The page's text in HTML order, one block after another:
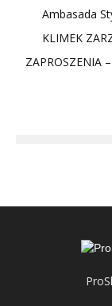
Ambasada
KLIMEK
ZAPROSZENIA